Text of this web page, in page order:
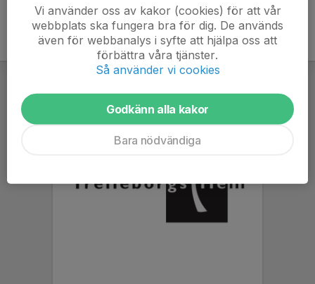
Vi använder oss av kakor (cookies) för att vår
webbplats ska fungera bra för dig. De används
även för webbanalys i syfte att hjälpa oss att
förbättra våra tjänster.
Så använder vi cookies
Godkänn alla kakor
Bara nödvändiga